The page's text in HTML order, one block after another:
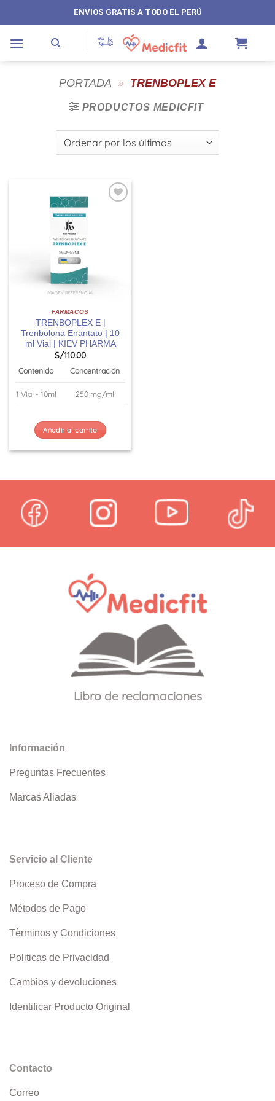
al
contenido
ENVIOS GRATIS A TODO EL PERÚ
PORTADA » TRENBOPLEX E
PRODUCTOS MEDICFIT
FARMACOS
TRENBOPLEX E |
Trenbolona Enantato | 10
ml Vial | KIEV PHARMA
S/110.00
Contenido Concentración
1 Vial - 10ml 250 mg/ml
Añadir al carrito
Libro de reclamaciones
Información
Preguntas Frecuentes
Marcas Aliadas
Servicio al Cliente
Proceso de Compra
Métodos de Pago
Tèrminos y Condiciones
Politicas de Privacidad
Cambios y devoluciones
Identificar Producto Original
Contacto
Correo